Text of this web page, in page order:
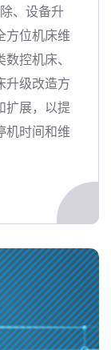
、设备升
方位机床维
控机床、
升级改造方
扩展，以提
机时间和维